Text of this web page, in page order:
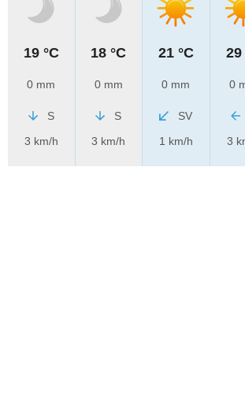
19 °C
0 mm
S
3 km/h
18 °C
0 mm
S
3 km/h
21 °C
0 mm
SV
1 km/h
29
0
3